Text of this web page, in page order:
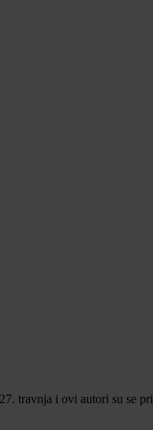
travnja i ovi autori su